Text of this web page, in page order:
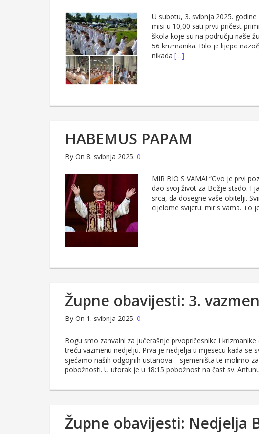
U subotu, 3. svibnja 2025.
misi u 10,00 sati prvu pričest
škola koje su na području naše
56 krizmanika. Bilo je lijepo
nikada […]
HABEMUS PAPAM
By On 8. svibnja 2025. 0
MIR BIO S VAMA! “Ovo je prvi
dao svoj život za Božje stado. I
srca, da dosegne vaše obitelji.
cijelome svijetu: mir s vama. To
Župne obavijesti: 3.
By On 1. svibnja 2025. 0
Bogu smo zahvalni za jučerašnje prvopričesnike i
treću vazmenu nedjelju. Prva je nedjelja u mjesecu kada se
sjećamo naših odgojnih ustanova – sjemeništa te molimo
pobožnosti. U utorak je u 18:15 pobožnost na čast sv. Antunu
Župne obavijesti: Nedjelja